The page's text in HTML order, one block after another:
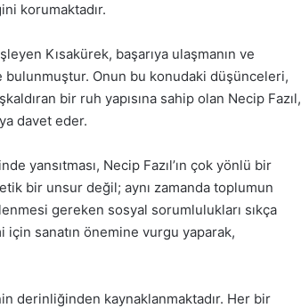
korumaktadır.
Kısakürek, başarıya ulaşmanın ve
Onun bu konudaki düşünceleri,
bir ruh yapısına sahip olan Necip Fazıl,
davet eder.
yansıtması, Necip Fazıl’ın çok yönlü bir
bir unsur değil; aynı zamanda toplumun
gereken sosyal sorumlulukları sıkça
sanatın önemine vurgu yaparak,
derinliğinden kaynaklanmaktadır. Her bir